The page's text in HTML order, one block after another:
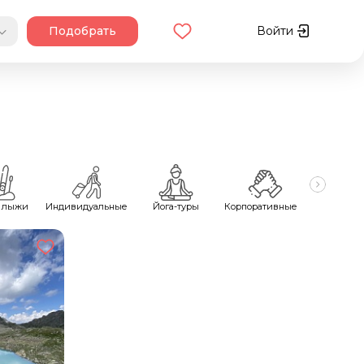
Подобрать Войти
лыжи Индивидуальные Йога-туры Корпоративные